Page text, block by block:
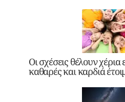
Οι σχέσεις θέλουν
καθαρές και καρδιά